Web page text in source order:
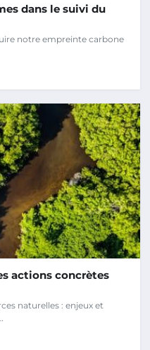
dans le suivi du
notre empreinte carbone
actions concrètes
naturelles : enjeux et